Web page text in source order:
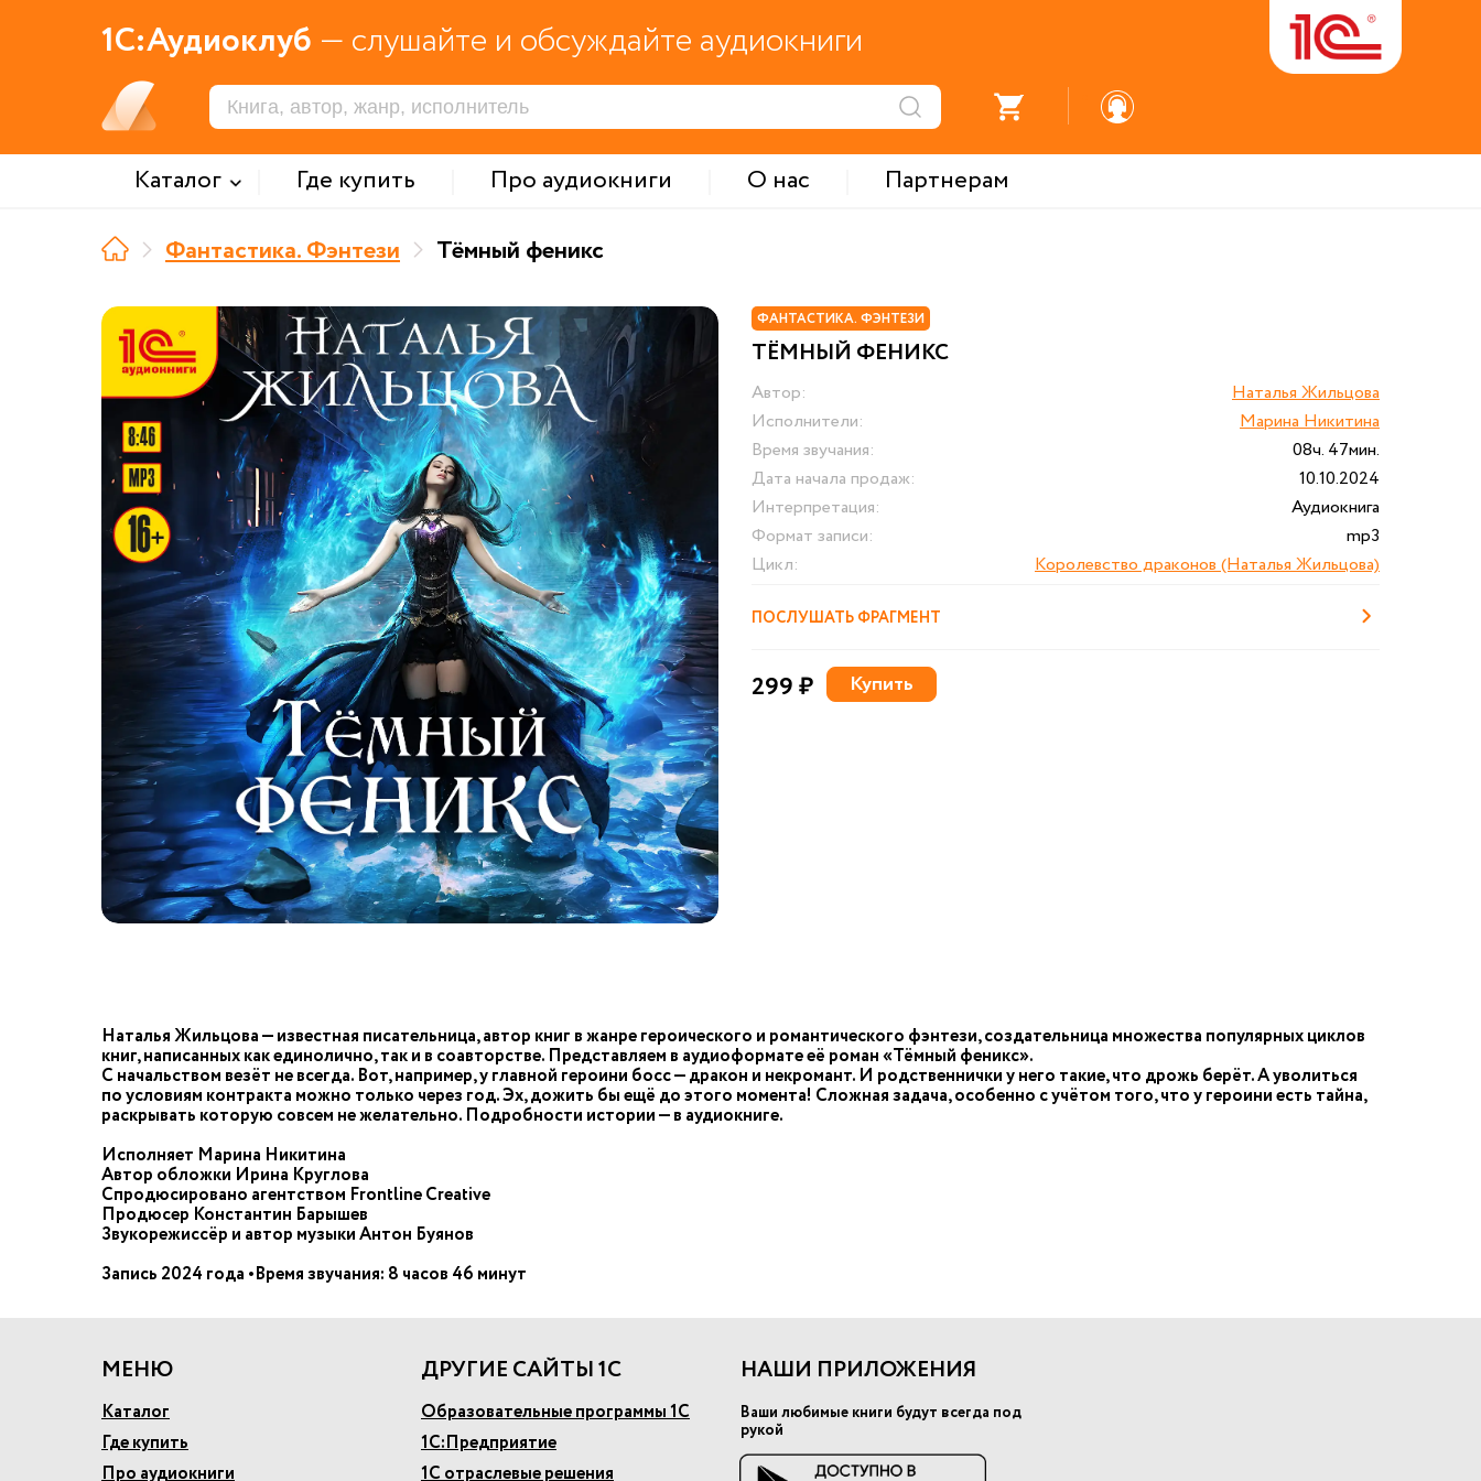
1С:Аудиоклуб — слушайте и обсуждайте аудиокниги
Каталог Где купить Про аудиокниги О нас
Партнерам
Фантастика. Фэнтези
Тёмный феникс
ФАНТАСТИКА. ФЭНТЕЗИ
ТЁМНЫЙ ФЕНИКС
Автор:
Наталья Жильцова
Исполнители:
Марина Никитина
Время звучания:
08ч. 47мин.
Дата начала продаж:
10.10.2024
Интерпретация:
Аудиокнига
Формат записи:
mp3
Цикл:
Королевство драконов (Наталья Жильцова)
ПОСЛУШАТЬ ФРАГМЕНТ
299 ₽ Купить
Наталья Жильцова — известная писательница, автор книг в жанре героического и романтического фэнтези, создательница множества популярных циклов
книг, написанных как единолично, так и в соавторстве. Представляем в аудиоформате её роман «Тёмный феникс».
С начальством везёт не всегда. Вот, например, у главной героини босс — дракон и некромант. И родственнички у него такие, что дрожь берёт. А уволиться
по условиям контракта можно только через год. Эх, дожить бы ещё до этого момента! Сложная задача, особенно с учётом того, что у героини есть тайна,
раскрывать которую совсем не желательно. Подробности истории — в аудиокниге.
Исполняет Марина Никитина
Автор обложки Ирина Круглова
Спродюсировано агентством Frontline Creative
Продюсер Константин Барышев
Звукорежиссёр и автор музыки Антон Буянов
Запись 2024 года •Время звучания: 8 часов 46 минут
МЕНЮ
Каталог
Где купить
Про аудиокниги
ДРУГИЕ САЙТЫ 1С
Образовательные программы 1С
1С:Предприятие
1С отраслевые решения
НАШИ ПРИЛОЖЕНИЯ
Ваши любимые книги будут всегда под
рукой